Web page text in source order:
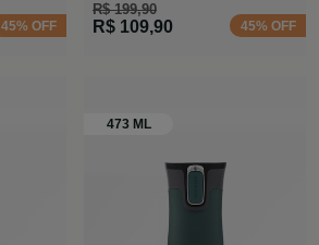
45% OFF
R$ 199,90
R$ 109,90 45% OFF